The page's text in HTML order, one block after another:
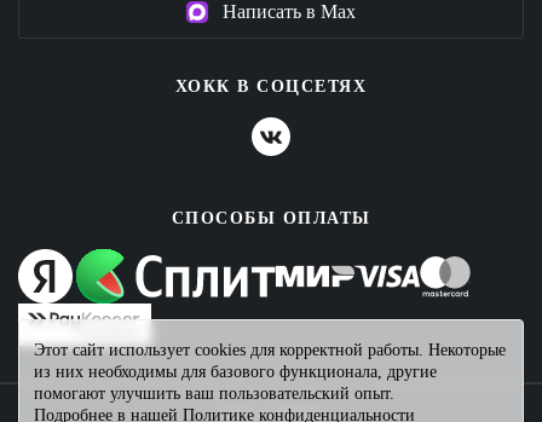
Написать в Max
ХОКК В СОЦСЕТЯХ
СПОСОБЫ ОПЛАТЫ
2026 © ХОКК
Этот сайт использует cookies для корректной работы. Некоторые
из них необходимы для базового функционала, другие
помогают улучшить ваш пользовательский опыт.
Подробнее в нашей Политике конфиденциальности